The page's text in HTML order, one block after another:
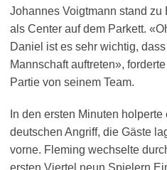
Johannes Voigtmann stand zu
als Center auf dem Parkett.
Daniel ist es sehr wichtig,
Mannschaft auftreten»,
Partie von seinem Team.
In den ersten Minuten
deutschen Angriff, die Gäste
vorne. Fleming wechselte
ersten Viertel neun Spielern